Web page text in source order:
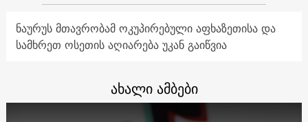
ნაურუს მთავრობამ ოკუპირებული აფხაზეთისა და
სამხრეთ ოსეთის აღიარება უკან გაიწვია
ახალი ამბები